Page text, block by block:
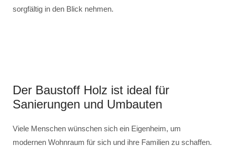
sorgfältig in den Blick nehmen.
Der Baustoff Holz ist ideal für
Sanierungen und Umbauten
Viele Menschen wünschen sich ein Eigenheim, um
modernen Wohnraum für sich und ihre Familien zu schaffen.